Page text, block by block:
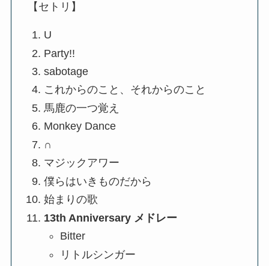
【セトリ】
U
Party!!
sabotage
これからのこと、それからのこと
馬鹿の一つ覚え
Monkey Dance
∩
マジックアワー
僕らはいきものだから
始まりの歌
13th Anniversary メドレー
Bitter
リトルシンガー